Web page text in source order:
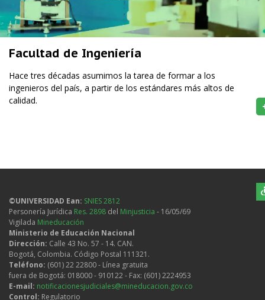
Facultad de Ingeniería
Hace tres décadas asumimos la tarea de formar a los
ingenieros del país, a partir de los estándares más altos de
calidad.
©UNIVERSIDAD Ean: SNIES 2812
Personería Jurídica Res. 2898 del Minjusticia - 16/05/69
Vigilada Mineducación
Ministerio de Educación Nacional
Dirección: Calle 43 No. 57 - 14. CAN.
Bogotá, Colombia. Código Postal 111321.
Teléfono: (601) 22 22800 - Línea gratuita
fuera de Bogotá: 018000 - 910122 - Fax: (601) 2224953
E-mail: notificacionesjudiciales@mineducacion.gov.co
Control: Regulatorio